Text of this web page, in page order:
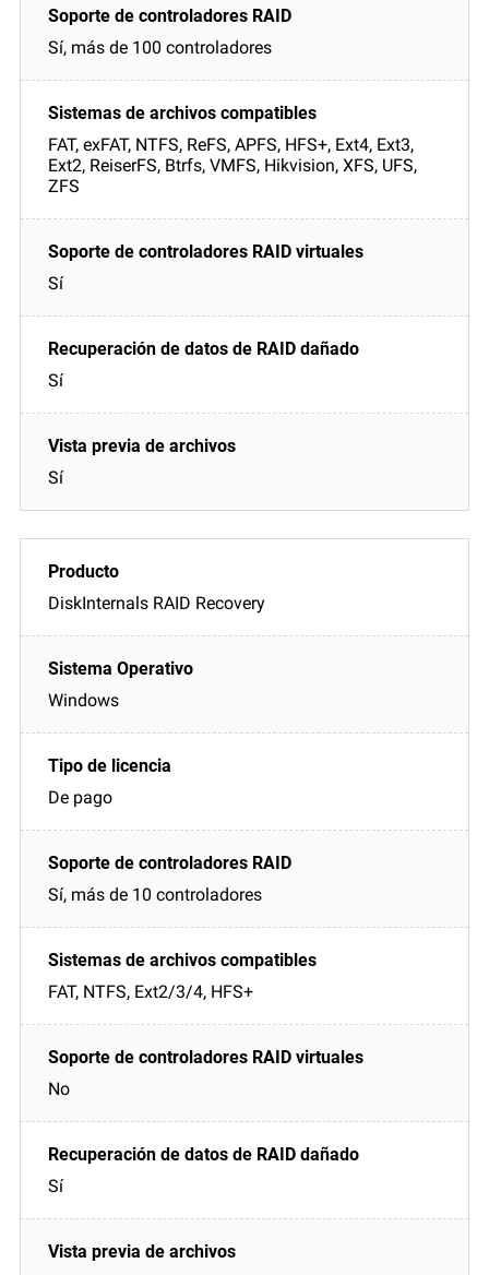
Sí, más de 100 controladores
FAT, exFAT, NTFS, ReFS, APFS, HFS+, Ext4, Ext3,
Ext2, ReiserFS, Btrfs, VMFS, Hikvision, XFS, UFS,
ZFS
Sí
Sí
Sí
DiskInternals RAID Recovery
Windows
De pago
Sí, más de 10 controladores
FAT, NTFS, Ext2/3/4, HFS+
No
Sí